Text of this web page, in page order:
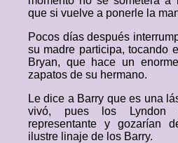
que si vuelve a ponerle la
Pocos días después
su madre participa, tocando
Bryan, que hace un
zapatos de su hermano.
Le dice a Barry que es una
vivó, pues los Lyndon
representante y gozarían
ilustre linaje de los Barry.